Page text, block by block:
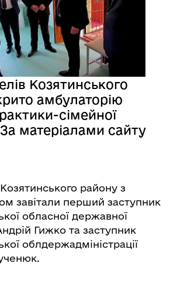
Козятинського
амбулаторію
сімейної
матеріалами сайту
району з
завітали перший заступник
обласної державної
Гижко та заступник
облдержадміністрації